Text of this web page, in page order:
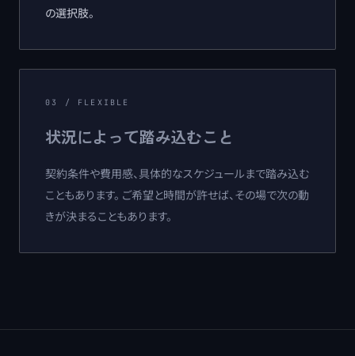
の選択肢。
03 / FLEXIBLE
状況によって踏み込むこと
契約条件や費用感、具体的なスケジュールまで踏み込む
こともあります。 ご希望と時間が許せば、その場で次の動
きが決まることもあります。